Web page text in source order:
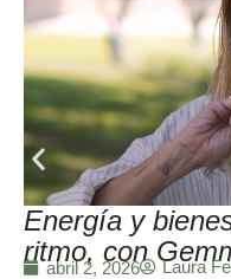
Energía y
ritmo, con
abril 2, 2026 Laura